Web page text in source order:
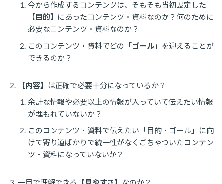
今から作成するコンテンツは、そもそも当初設定した
【目的】にあったコンテンツ・資料なのか？何のために
必要なコンテンツ・資料なのか？
このコンテンツ・資料でどの「ゴール 」を迎えることが
できるのか？
【内容】
は正確で必要十分になっているか？
余計な情報や必要以上の情報が入っていて伝えたい情報
が埋もれていないか？
このコンテンツ・資料で伝えたい「目的・ゴール」に向
けて寄り道ばかりで統一性がなくごちゃついたコンテン
ツ・資料になっていないか？
一目で理解できる 【見やすさ】 なのか？